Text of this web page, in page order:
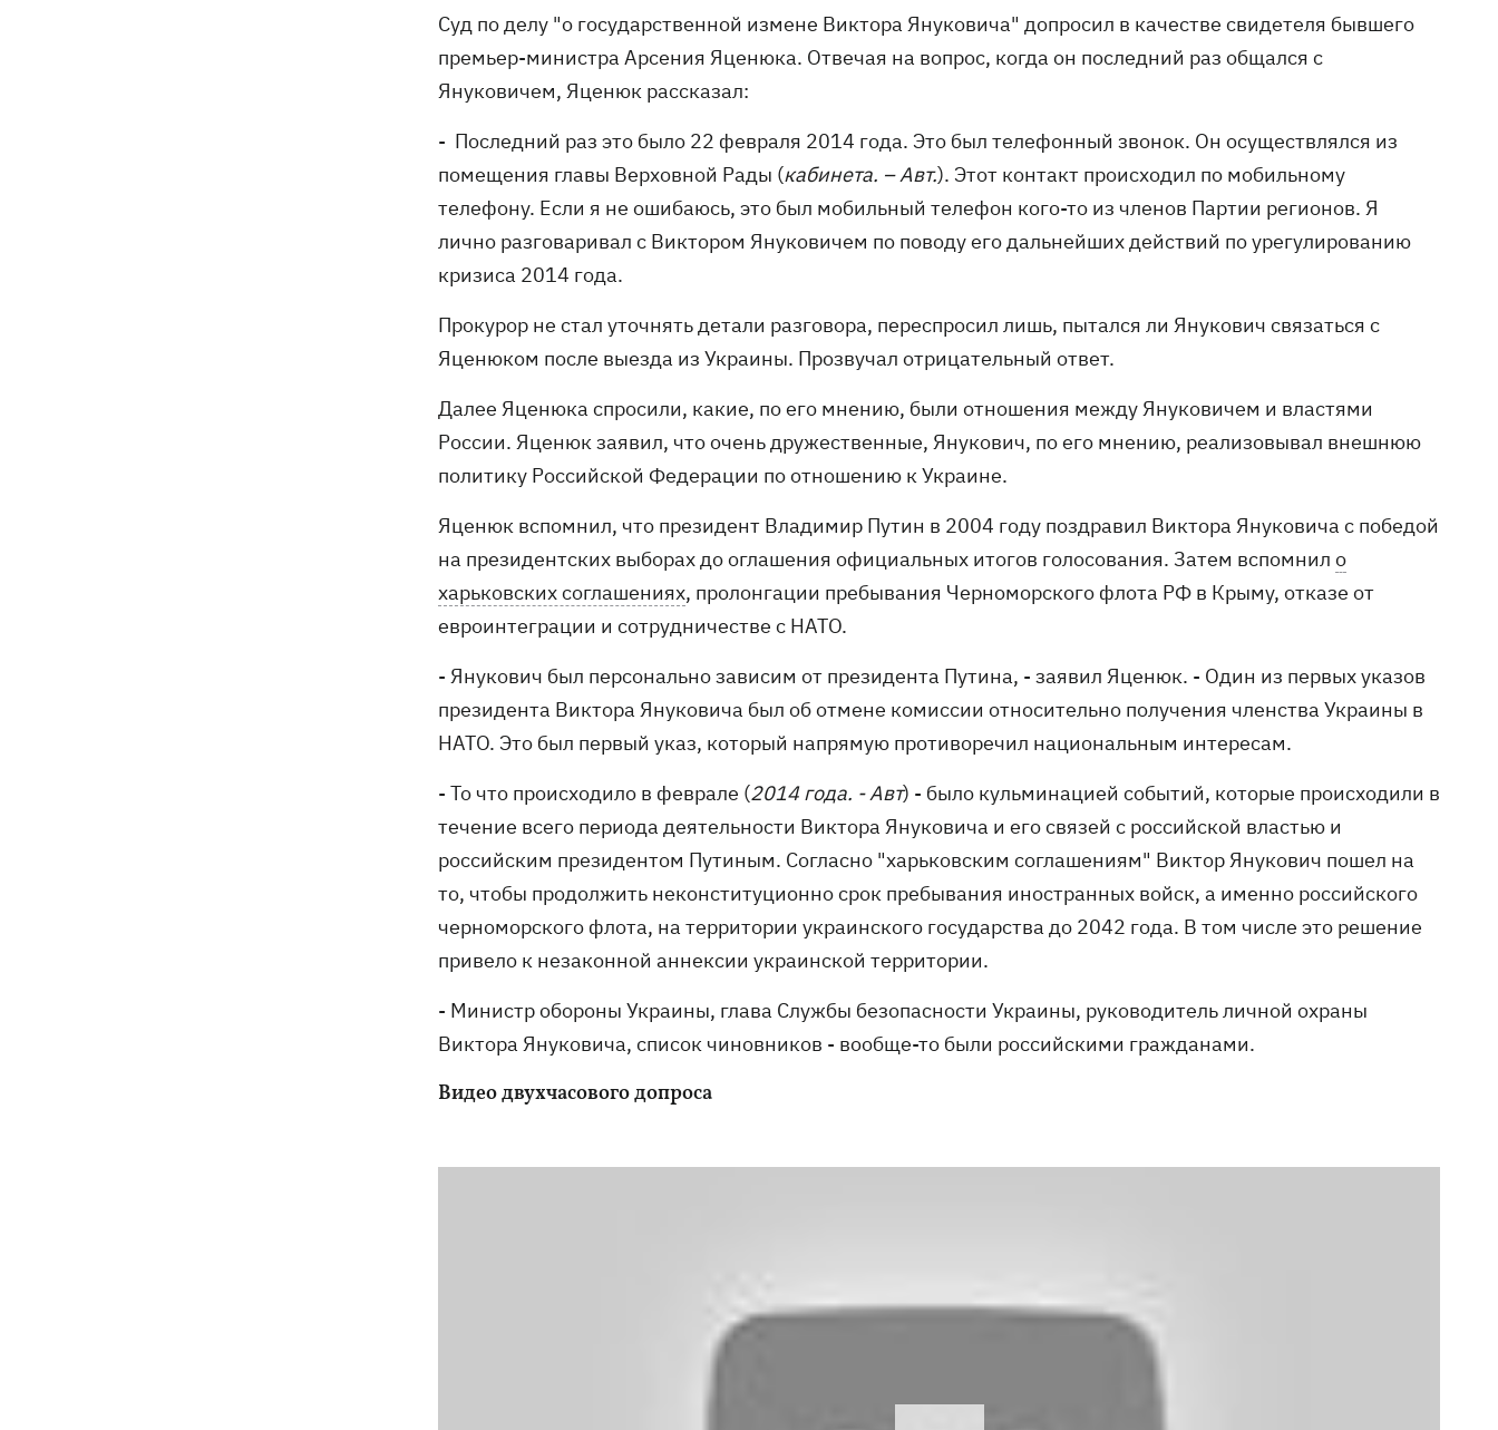
Суд по делу "о государственной измене Виктора Януковича" допросил в качестве свидетеля бывшего
премьер-министра Арсения Яценюка. Отвечая на вопрос, когда он последний раз общался с
Януковичем, Яценюк рассказал:
- Последний раз это было 22 февраля 2014 года. Это был телефонный звонок. Он осуществлялся из
помещения главы Верховной Рады (кабинета. – Авт.). Этот контакт происходил по мобильному
телефону. Если я не ошибаюсь, это был мобильный телефон кого-то из членов Партии регионов. Я
лично разговаривал с Виктором Януковичем по поводу его дальнейших действий по урегулированию
кризиса 2014 года.
Прокурор не стал уточнять детали разговора, переспросил лишь, пытался ли Янукович связаться с
Яценюком после выезда из Украины. Прозвучал отрицательный ответ.
Далее Яценюка спросили, какие, по его мнению, были отношения между Януковичем и властями
России. Яценюк заявил, что очень дружественные, Янукович, по его мнению, реализовывал внешнюю
политику Российской Федерации по отношению к Украине.
Яценюк вспомнил, что президент Владимир Путин в 2004 году поздравил Виктора Януковича с победой
на президентских выборах до оглашения официальных итогов голосования. Затем вспомнил о
харьковских соглашениях, пролонгации пребывания Черноморского флота РФ в Крыму, отказе от
евроинтеграции и сотрудничестве с НАТО.
- Янукович был персонально зависим от президента Путина, - заявил Яценюк. - Один из первых указов
президента Виктора Януковича был об отмене комиссии относительно получения членства Украины в
НАТО. Это был первый указ, который напрямую противоречил национальным интересам.
- То что происходило в феврале (2014 года. - Авт) - было кульминацией событий, которые происходили в
течение всего периода деятельности Виктора Януковича и его связей с российской властью и
российским президентом Путиным. Согласно "харьковским соглашениям" Виктор Янукович пошел на
то, чтобы продолжить неконституционно срок пребывания иностранных войск, а именно российского
черноморского флота, на территории украинского государства до 2042 года. В том числе это решение
привело к незаконной аннексии украинской территории.
- Министр обороны Украины, глава Службы безопасности Украины, руководитель личной охраны
Виктора Януковича, список чиновников - вообще-то были российскими гражданами.
Видео двухчасового допроса